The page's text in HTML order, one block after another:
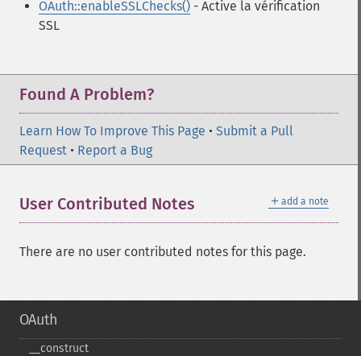
OAuth::enableSSLChecks() - Active la vérification
SSL
Found A Problem?
Learn How To Improve This Page • Submit a Pull
Request • Report a Bug
＋ add a note
User Contributed Notes
There are no user contributed notes for this page.
OAuth
_​_​construct